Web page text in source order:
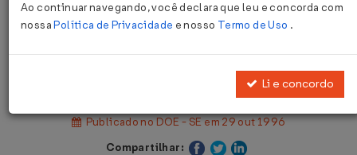
Portaria SEFAZ nº 1.315 de
Publicado no DOE - SE em 29 out 1996
Compartilhar:
Ao continuar navegando, você declara que leu e concorda com
nossaPolítica de Privacidade e nosso Termo de Uso .
Li e concordo